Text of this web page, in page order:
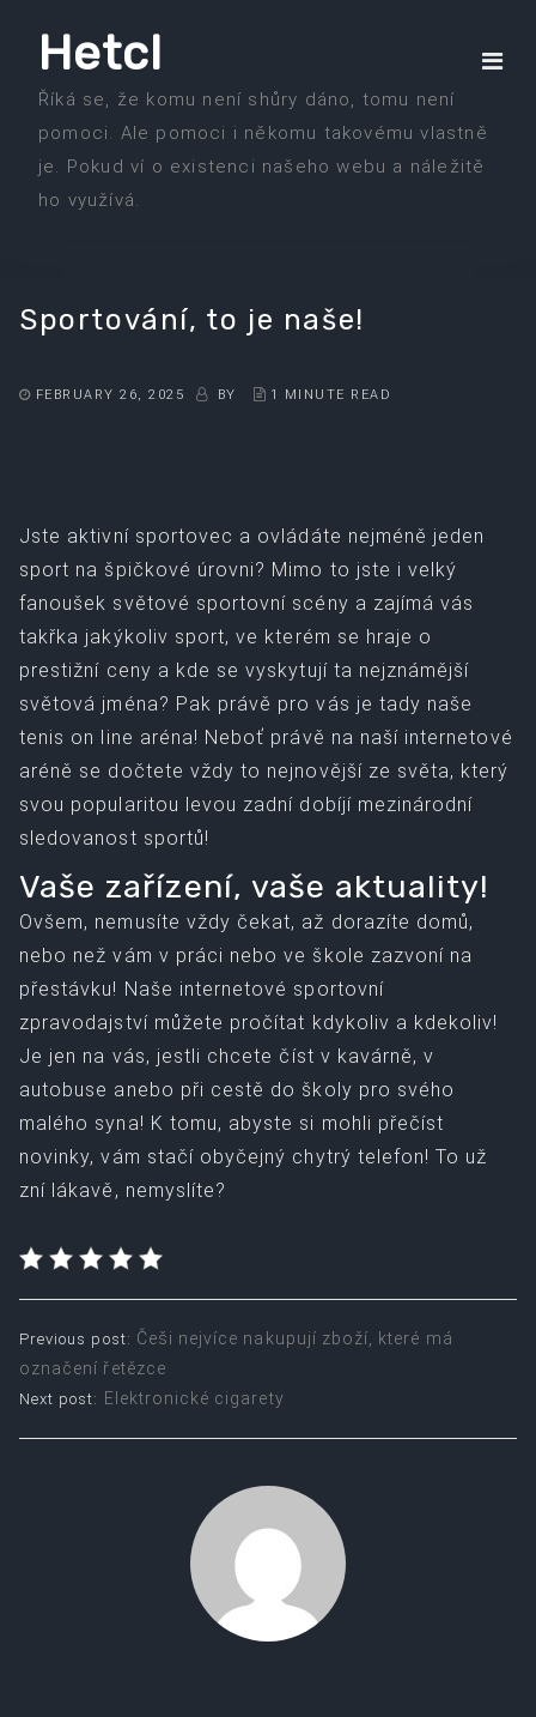
Hetcl
Říká se, že komu není shůry dáno, tomu není
pomoci. Ale pomoci i někomu takovému vlastně
je. Pokud ví o existenci našeho webu a náležitě
ho využívá.
Sportování, to je naše!
FEBRUARY 26, 2025 BY 1 MINUTE READ
Jste aktivní sportovec a ovládáte nejméně jeden
sport na špičkové úrovni? Mimo to jste i velký
fanoušek světové sportovní scény a zajímá vás
takřka jakýkoliv sport, ve kterém se hraje o
prestižní ceny a kde se vyskytují ta nejznámější
světová jména? Pak právě pro vás je tady naše
tenis on line aréna! Neboť právě na naší internetové
aréně se dočtete vždy to nejnovější ze světa, který
svou popularitou levou zadní dobíjí mezinárodní
sledovanost sportů!
Vaše zařízení, vaše aktuality!
Ovšem, nemusíte vždy čekat, až dorazíte domů,
nebo než vám v práci nebo ve škole zazvoní na
přestávku! Naše internetové sportovní
zpravodajství můžete pročítat kdykoliv a kdekoliv!
Je jen na vás, jestli chcete číst v kavárně, v
autobuse anebo při cestě do školy pro svého
malého syna! K tomu, abyste si mohli přečíst
novinky, vám stačí obyčejný chytrý telefon! To už
zní lákavě, nemyslíte?
Post
navigation
Previous post: Češi nejvíce nakupují zboží, které má
označení řetězce
Next post: Elektronické cigarety